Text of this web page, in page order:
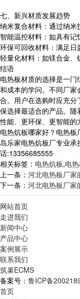
七、新兴材质发展趋势
纳米复合材料：通过纳
智能温控材料：如具有记
环保可回收材料：满足日
轻量化材料：如镁合金
结语
电热板材质的选择是一
和成本的学问。不同厂
合。用户在选购时应充
保选择最适合的产品。
性能、更环保、更智能的
电热炕板哪家好？电热
岛乐家电热炕板厂专业
话:13356685555
相关标签： 电热炕板,电
上一条： 河北电热板厂家
下一条： 河北电热板厂家
网站首页
走进我们
新闻中心
产品中心
案例展示
联系我们
筑巢ECMS
备案号： 鲁ICP备
首页